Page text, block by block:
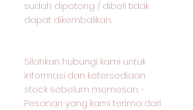
sudah dipotong / dibeli tidak
dapat dikembalikan.
Silahkan hubungi kami untuk
informasi dan ketersediaan
stock sebelum memesan. -
Pesanan yang kami terima dari